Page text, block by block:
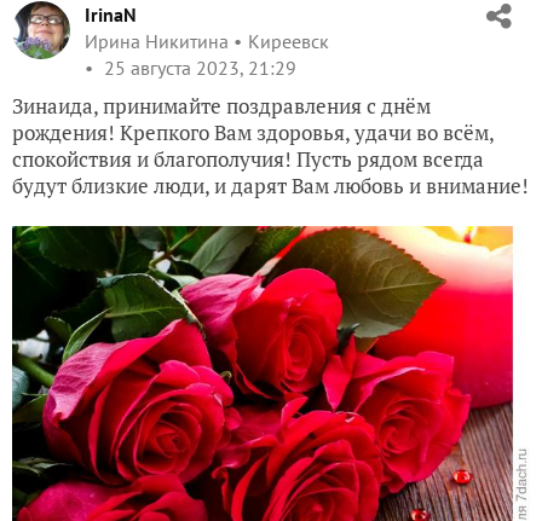
IrinaN
Ирина Никитина
Киреевск
25 августа 2023, 21:29
Зинаида, принимайте поздравления с днём
рождения! Крепкого Вам здоровья, удачи во всём,
спокойствия и благополучия! Пусть рядом всегда
будут близкие люди, и дарят Вам любовь и внимание!